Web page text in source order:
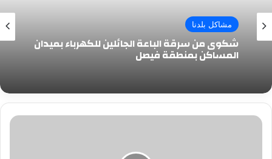
مشاكل بلدنا
شكوى من سرقة الباعة الجائلين للكهرباء بميدان
المساكن بمنطقة فيصل
السيسى